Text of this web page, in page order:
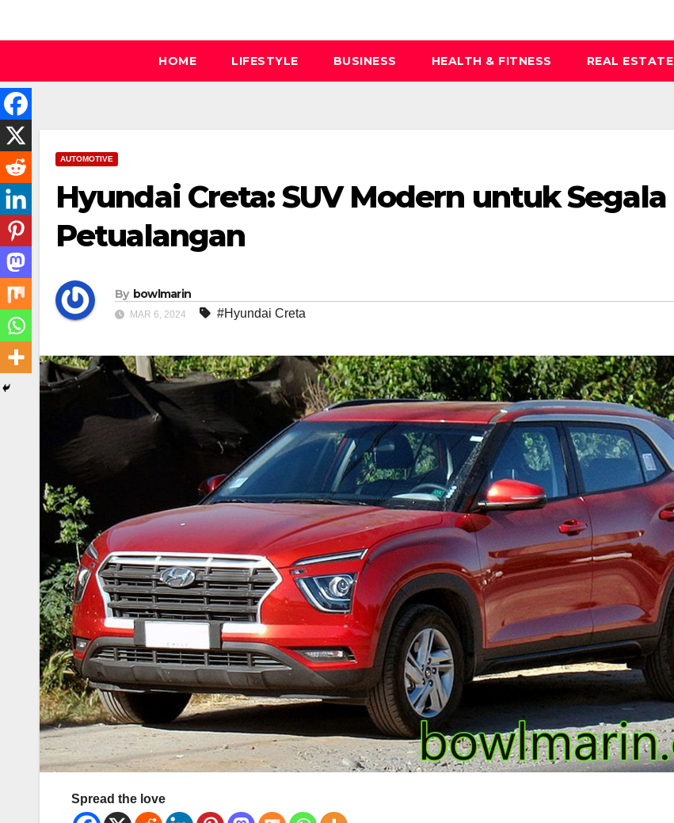
HOME LIFESTYLE BUSINESS HEALTH & FITNESS REAL ESTATE
AUTOMOTIVE
Hyundai Creta: SUV Modern untuk Segala
Petualangan
By bowlmarin
MAR 6, 2024 #Hyundai Creta
Spread the love